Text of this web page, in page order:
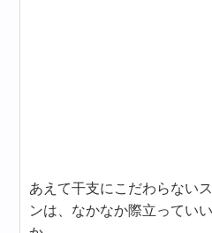
あえて干支にこだわらない
ンは、なかなか際立ってい